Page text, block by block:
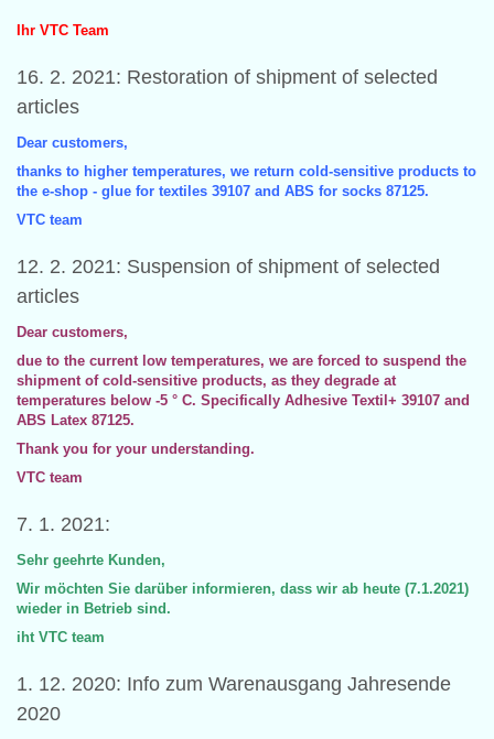
Ihr VTC Team
16. 2. 2021: Restoration of shipment of selected
articles
Dear customers,
thanks to higher temperatures, we return cold-sensitive products to
the e-shop - glue for textiles 39107 and ABS for socks 87125.
VTC team
12. 2. 2021: Suspension of shipment of selected
articles
Dear customers,
due to the current low temperatures, we are forced to suspend the
shipment of cold-sensitive products, as they degrade at
temperatures below -5 ° C. Specifically Adhesive Textil+ 39107 and
ABS Latex 87125.
Thank you for your understanding.
VTC team
7. 1. 2021:
Sehr geehrte Kunden,
Wir möchten Sie darüber informieren, dass wir ab heute (7.1.2021)
wieder in Betrieb sind.
iht VTC team
1. 12. 2020: Info zum Warenausgang Jahresende
2020